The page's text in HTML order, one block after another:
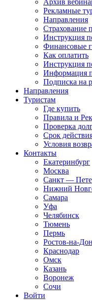
Архив
Рекламные
Направления
Страхование
Инструкция
Финансовые
Как оплатить
Инструкция
Информация
Подписка на
Направления
Туристам
Где купить
Правила и
Проверка
Срок
Условия
Контакты
Екатеринбург
Москва
Санкт —
Нижний
Самара
Уфа
Челябинск
Тюмень
Пермь
Ростов-на-
Краснодар
Омск
Казань
Воронеж
Сочи
Войти